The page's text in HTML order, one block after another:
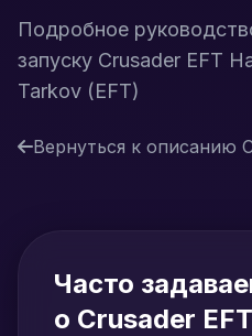
Подробное
запуску Crusader EFT
Tarkov (EFT)
Вернуться к описанию
Часто
о Crusader